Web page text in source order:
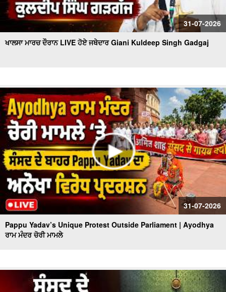
31-07-2026
ਖਾਲਸਾ ਮਾਰਚ ਦੌਰਾਨ LIVE ਹੋਏ ਜਥੇਦਾਰ Giani Kuldeep Singh Gadgaj
31-07-2026
Pappu Yadav’s Unique Protest Outside Parliament | Ayodhya
ਰਾਮ ਮੰਦਰ ਚੋਰੀ ਮਾਮਲੇ